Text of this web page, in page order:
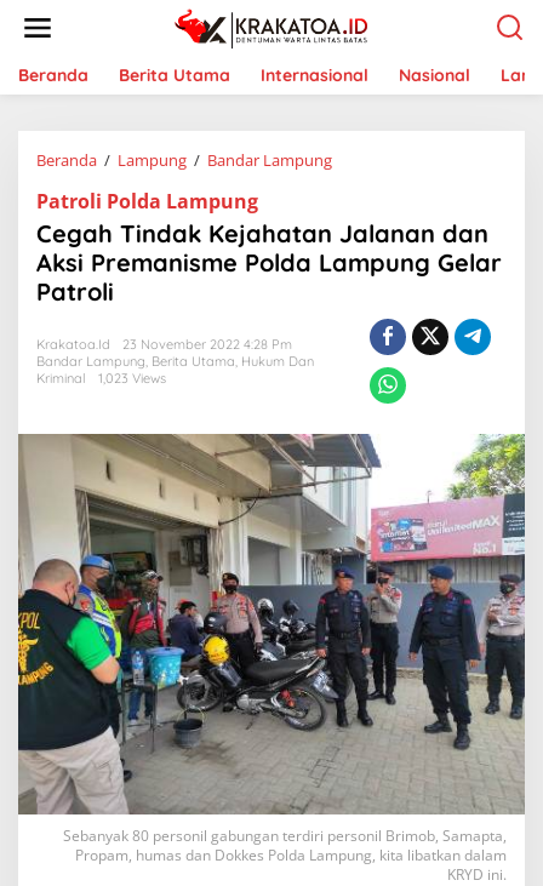
t
Beranda Berita Utama Internasional Nasional
Beranda / Lampung / Bandar Lampung
h
T
j
a
h
t
a
n
J
a
l
n
a
n
d
a
A
k
s
Patroli Polda Lampung
Cegah Tindak Kejahatan Jalanan dan
Aksi Premanisme Polda Lampung Gelar
Patroli
Krakatoa.id
23 November 2022 4:28 Pm
Bandar Lampung, Berita Utama, Hukum Dan
Kriminal
1,023 Views
Sebanyak 80 personil gabungan terdiri personil Brimob, Samapta,
Propam, humas dan Dokkes Polda Lampung, kita libatkan dalam
KRYD ini.